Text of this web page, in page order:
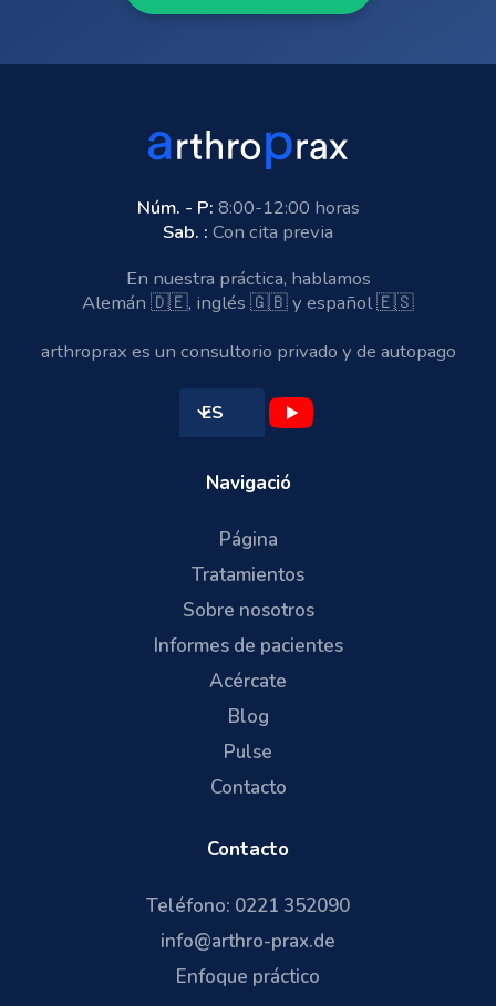
Núm. - P: 8:00-12:00 horas
Sab. : Con cita previa
En nuestra práctica, hablamos
Alemán 🇩🇪, inglés 🇬🇧 y español 🇪🇸
arthroprax es un consultorio privado y de autopago
ES
Navigació
Página
Tratamientos
Sobre nosotros
Informes de pacientes
Acércate
Blog
Pulse
Contacto
Contacto
Teléfono: 0221 352090
info@arthro-prax.de
Enfoque práctico